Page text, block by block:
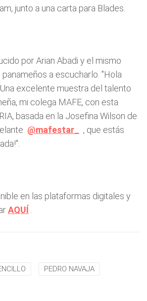
junto a una carta para Blades.
por Arian Abadi y el mismo
a escucharlo. "Hola
excelente muestra del talento
mi colega MAFE, con esta
basada en la Josefina Wilson de
@mafestar_
, que estás
en las plataformas digitales y
AQUÍ
PEDRO NAVAJA